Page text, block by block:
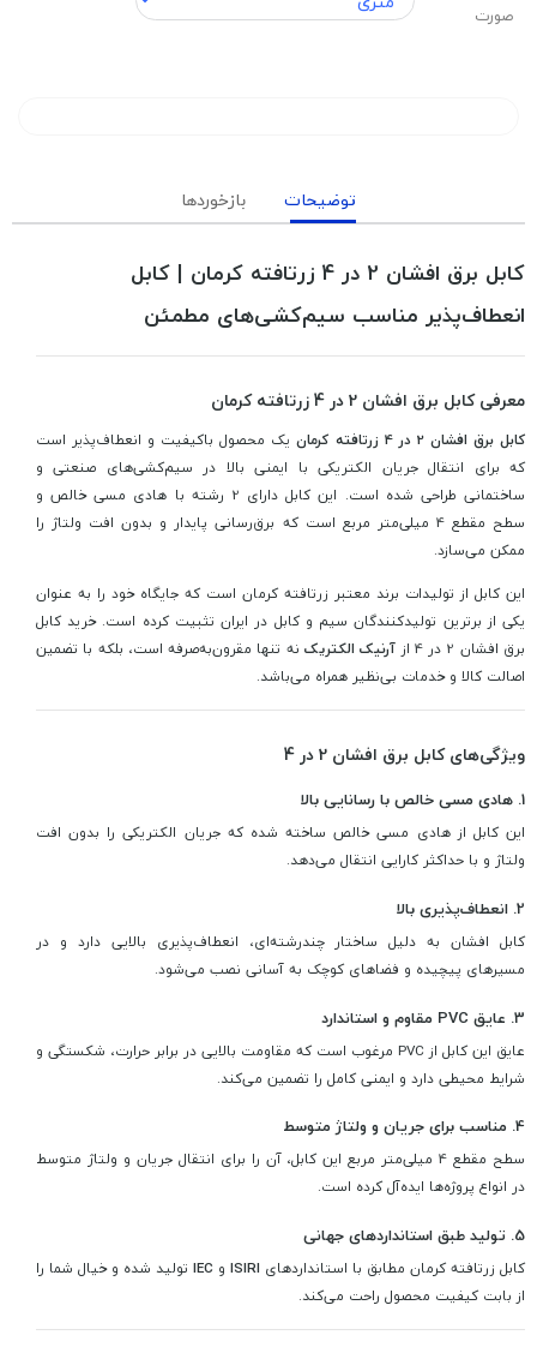
صورت
توضیحات بازخوردها
کابل برق افشان 2 در 4 زرتافته کرمان | کابل
انعطاف‌پذیر مناسب سیم‌کشی‌های مطمئن
معرفی کابل برق افشان 2 در 4 زرتافته کرمان
کابل برق افشان 2 در 4 زرتافته کرمان
یک محصول باکیفیت و انعطاف‌پذیر است
که برای انتقال جریان الکتریکی با ایمنی بالا در سیم‌کشی‌های صنعتی و
ساختمانی طراحی شده است. این کابل دارای 2 رشته با هادی مسی خالص و
سطح مقطع 4 میلی‌متر مربع است که برق‌رسانی پایدار و بدون افت ولتاژ را
ممکن می‌سازد.
این کابل از تولیدات برند معتبر زرتافته کرمان است که جایگاه خود را به عنوان
یکی از برترین تولیدکنندگان سیم و کابل در ایران تثبیت کرده است. خرید کابل
برق افشان 2 در 4 از
آرنیک الکتریک نه تنها مقرون‌به‌صرفه است، بلکه با تضمین
اصالت کالا و خدمات بی‌نظیر همراه می‌باشد.
ویژگی‌های کابل برق افشان 2 در 4
1. هادی مسی خالص با رسانایی بالا
این کابل از هادی مسی خالص ساخته شده که جریان الکتریکی را بدون افت
ولتاژ و با حداکثر کارایی انتقال می‌دهد.
2. انعطاف‌پذیری بالا
کابل افشان به دلیل ساختار چندرشته‌ای، انعطاف‌پذیری بالایی دارد و در
مسیرهای پیچیده و فضاهای کوچک به آسانی نصب می‌شود.
3. عایق PVC مقاوم و استاندارد
عایق این کابل از PVC مرغوب است که مقاومت بالایی در برابر حرارت، شکستگی و
شرایط محیطی دارد و ایمنی کامل را تضمین می‌کند.
4. مناسب برای جریان و ولتاژ متوسط
سطح مقطع 4 میلی‌متر مربع این کابل، آن را برای انتقال جریان و ولتاژ متوسط
در انواع پروژه‌ها ایده‌آل کرده است.
5. تولید طبق استانداردهای جهانی
کابل زرتافته کرمان مطابق با استانداردهای ISIRI و IEC تولید شده و خیال شما را
از بابت کیفیت محصول راحت می‌کند.